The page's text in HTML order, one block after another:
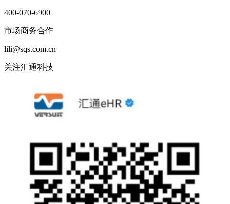
400-070-6900
市场商务合作
lili@sqs.com.cn
关注汇通科技